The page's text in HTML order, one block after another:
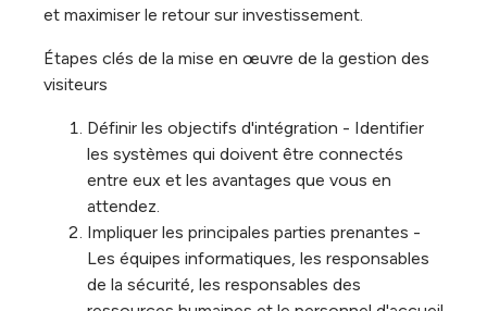
et maximiser le retour sur investissement.
Étapes clés de la mise en œuvre de la gestion des
visiteurs
Définir les objectifs d'intégration - Identifier
les systèmes qui doivent être connectés
entre eux et les avantages que vous en
attendez.
Impliquer les principales parties prenantes -
Les équipes informatiques, les responsables
de la sécurité, les responsables des